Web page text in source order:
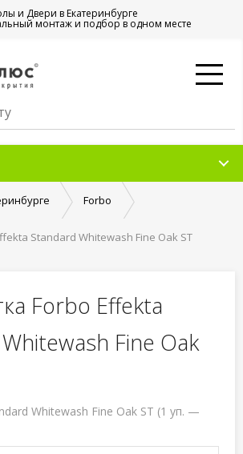
и Двери в Екатеринбурге
монтаж и подбор в одном месте
Forbo
Standard Whitewash Fine Oak ST
Forbo Effekta
Fine Oak
Whitewash Fine Oak ST (1 уп. —